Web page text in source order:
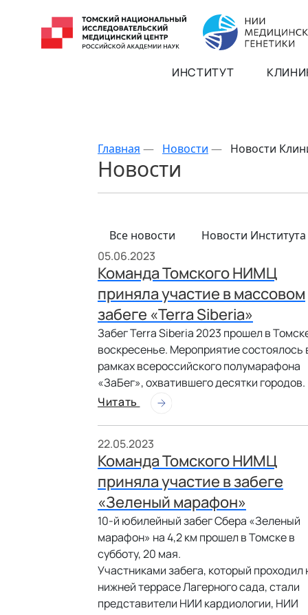
ИНСТИТУТ
Главная — Новости — Новости
Новости
Все новости
Новости Института
05.06.2023
Команда Томского НИМЦ
приняла участие в массовом
забеге «Terra Siberia»
Забег Terra Siberia 2023 прошел в
воскресенье. Мероприятие состоялось
рамках всероссийского полумарафона
«ЗаБег», охватившего десятки городов.
Читать
22.05.2023
Команда Томского НИМЦ
приняла участие в забеге
«Зеленый марафон»
10-й юбилейный забег Сбера «Зеленый
марафон» на 4,2 км прошел в Томске в
субботу, 20 мая.
Участниками забега, который проходил
нижней террасе Лагерного сада, стали
представители НИИ кардиологии, НИИ